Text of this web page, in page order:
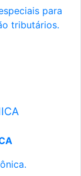
para
tributários.